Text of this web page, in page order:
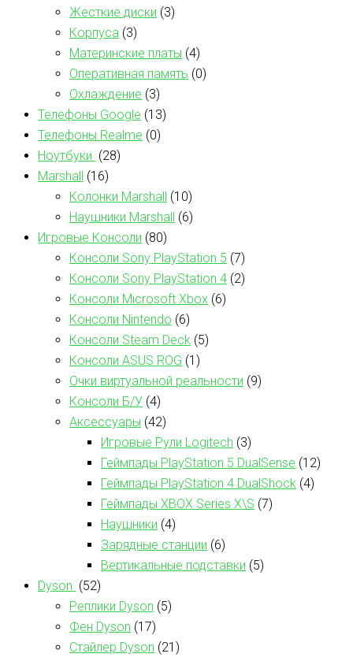
Жесткие диски (3)
Корпуса (3)
Материнские платы (4)
Оперативная память (0)
Охлаждение (3)
Телефоны Google (13)
Телефоны Realme (0)
Ноутбуки (28)
Marshall (16)
Колонки Marshall (10)
Наушники Marshall (6)
Игровые Консоли (80)
Консоли Sony PlayStation 5 (7)
Консоли Sony PlayStation 4 (2)
Консоли Microsoft Xbox (6)
Консоли Nintendo (6)
Консоли Steam Deck (5)
Консоли ASUS ROG (1)
Очки виртуальной реальности (9)
Консоли Б/У (4)
Аксессуары (42)
Игровые Рули Logitech (3)
Геймпады PlayStation 5 DualSense (12)
Геймпады PlayStation 4 DualShock (4)
Геймпады XBOX Series X\S (7)
Наушники (4)
Зарядные станции (6)
Вертикальные подставки (5)
Dyson (52)
Реплики Dyson (5)
Фен Dyson (17)
Стайлер Dyson (21)